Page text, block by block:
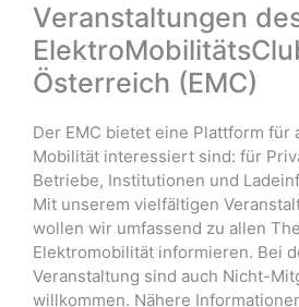
Veranstaltungen
Österreich (EMC)
Der EMC bietet eine Plattform für
Mobilität interessiert sind: für
Betriebe, Institutionen und
Mit unserem vielfältigen
wollen wir umfassend zu allen
Elektromobilität informieren. Bei
Veranstaltung sind auch Nicht-
willkommen. Nähere